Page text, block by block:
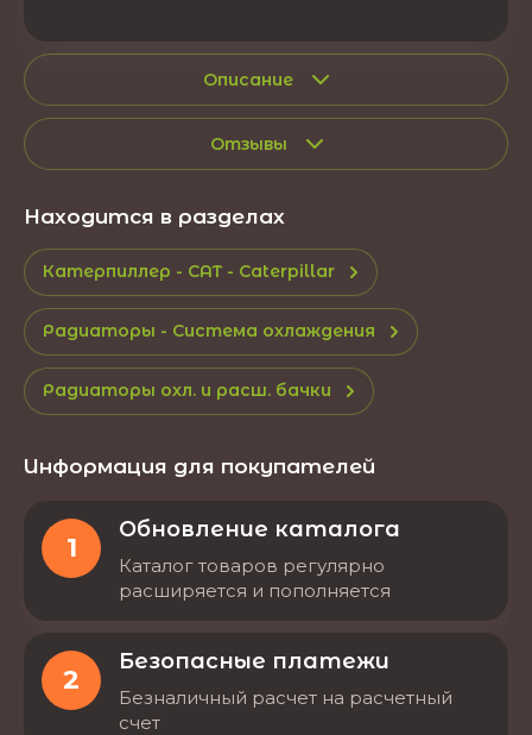
Описание
Отзывы
Находится в разделах
Катерпиллер - CAT - Caterpillar
Радиаторы - Система охлаждения
Радиаторы охл. и расш. бачки
Информация для покупателей
1
Обновление каталога
Каталог товаров регулярно
расширяется и пополняется
2
Безопасные платежи
Безналичный расчет на расчетный
счет